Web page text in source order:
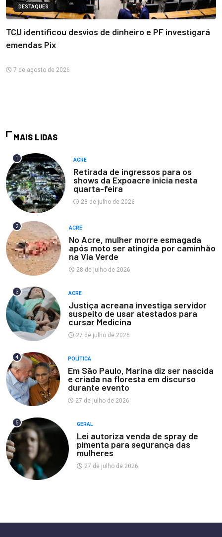
DESTAQUES
TCU identificou desvios de dinheiro e PF investigará
emendas Pix
7 de agosto de 2026
MAIS LIDAS
1 ACRE
Retirada de ingressos para os
shows da Expoacre inicia nesta
quarta-feira
28 de julho de 2026
2 ACRE
No Acre, mulher morre esmagada
após moto ser atingida por caminhão
na Via Verde
28 de julho de 2026
3 ACRE
Justiça acreana investiga servidor
suspeito de usar atestados para
cursar Medicina
27 de julho de 2026
4 POLÍTICA
Em São Paulo, Marina diz ser nascida
e criada na floresta em discurso
durante evento
27 de julho de 2026
5 GERAL
Lei autoriza venda de spray de
pimenta para segurança das
mulheres
27 de julho de 2026